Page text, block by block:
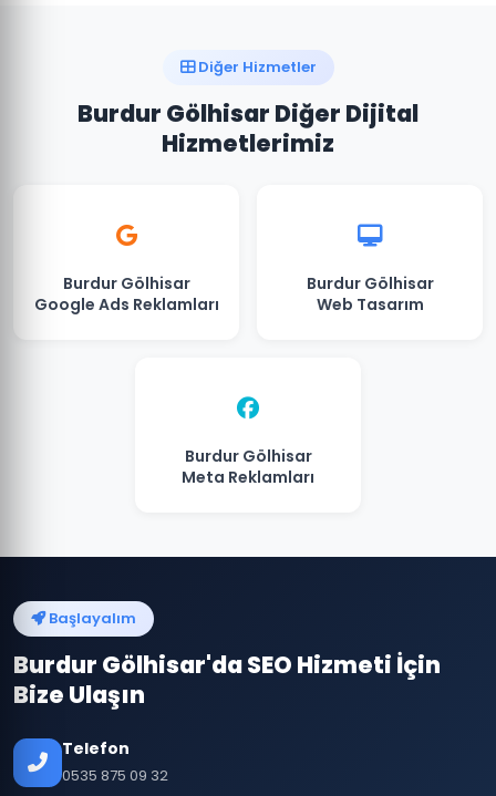
Diğer Hizmetler
Burdur Gölhisar Diğer Dijital
Hizmetlerimiz
Burdur Gölhisar
Google Ads Reklamları
Burdur Gölhisar
Web Tasarım
Burdur Gölhisar
Meta Reklamları
Başlayalım
Burdur Gölhisar'da SEO Hizmeti İçin
Bize Ulaşın
Telefon
0535 875 09 32